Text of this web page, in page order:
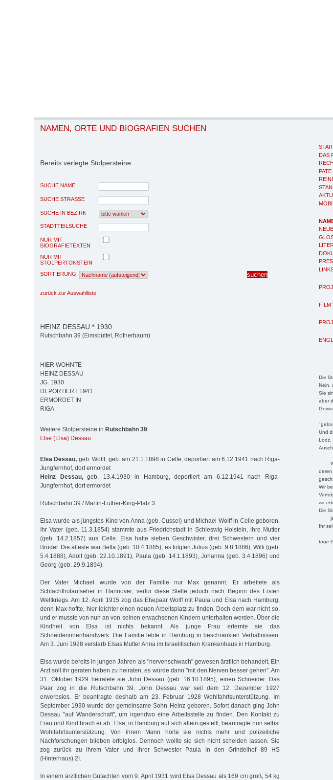
DAS
FILM
Die
Nein,
Sie
aber
Und
Łódź,
Wir
deren
Wir
wir
Die
Ihr
Inge
NAMEN, ORTE UND BIOGRAFIEN SUCHEN
Bereits verlegte Stolpersteine
SUCHE NAME
SUCHE STRASSE
SUCHE IN BEZIRK
STADTTEILSUCHE
NUR MIT
BIOGRAFIETEXTEN
NUR MIT
STOLPERTONSTEIN
SORTIERUNG
zurück zur Auswahlliste
HEINZ DESSAU * 1930
Rutschbahn 39 (Eimsbüttel, Rotherbaum)
HIER WOHNTE
HEINZ DESSAU
JG. 1930
DEPORTIERT 1941
ERMORDET IN
RIGA
Weitere Stolpersteine in Rutschbahn 39:
Else (Elsa) Dessau
Elsa Dessau, geb. Wolff, geb. am 21.1.1898 in Celle, deportiert am 6.12.1941 nach Riga-
Jungfernhof, dort ermordet
Heinz Dessau,geb. 13.4.1930 in Hamburg, deportiert am 6.12.1941 nach Riga-
Jungfernhof, dort ermordet
Rutschbahn 39 / Martin-Luther-King-Platz 3
Elsa wurde als jüngstes Kind von Anna (geb. Cussel) und Michael Wolff in Celle geboren.
Ihr Vater (geb. 11.3.1854) stammte aus Friedrichstadt in Schleswig Holstein, ihre Mutter
(geb. 14.2.1857) aus Celle. Elsa hatte sieben Geschwister, drei Schwestern und vier
Brüder. Die älteste war Bella (geb. 10.4.1885), es folgten Julius (geb. 9.8.1886), Willi (geb.
5.4.1888), Adolf (geb. 22.10.1891), Paula (geb. 14.1.1893), Johanna (geb. 3.4.1896) und
Georg (geb. 29.9.1894).
Der Vater Michael wurde von der Familie nur Max genannt. Er arbeitete als
Schlachthofaufseher in Hannover, verlor diese Stelle jedoch nach Beginn des Ersten
Weltkriegs. Am 12. April 1915 zog das Ehepaar Wolff mit Paula und Elsa nach Hamburg,
denn Max hoffte, hier leichter einen neuen Arbeitsplatz zu finden. Doch dem war nicht so,
und er musste von nun an von seinen erwachsenen Kindern unterhalten werden. Über die
Kindheit von Elsa ist nichts bekannt. Als junge Frau erlernte sie das
Schneiderinnenhandwerk. Die Familie lebte in Hamburg in beschränkten Verhältnissen.
Am 3. Juni 1928 verstarb Elsas Mutter Anna im Israelitischen Krankenhaus in Hamburg.
Elsa wurde bereits in jungen Jahren als "nervenschwach" gewesen ärztlich behandelt. Ein
Arzt soll ihr geraten haben zu heiraten, es würde dann "mit den Nerven besser gehen". Am
31. Oktober 1929 heiratete sie John Dessau (geb. 16.10.1895), einen Schneider. Das
Paar zog in die Rutschbahn 39. John Dessau war seit dem 12. Dezember 1927
erwerbslos. Er beantragte deshalb am 23. Februar 1928 Wohlfahrtsunterstützung. Im
September 1930 wurde der gemeinsame Sohn Heinz geboren. Sofort danach ging John
Dessau "auf Wanderschaft", um irgendwo eine Arbeitsstelle zu finden. Den Kontakt zu
Frau und Kind brach er ab. Elsa, in Hamburg auf sich allein gestellt, beantragte nun selbst
Wohlfahrtsunterstützung. Von ihrem Mann hörte sie nichts mehr und polizeiliche
Nachforschungen blieben erfolglos. Dennoch wollte sie sich nicht scheiden lassen. Sie
zog zurück zu ihrem Vater und ihrer Schwester Paula in den Grindelhof 89 HS
(Hinterhaus) 2I.
In einem ärztlichen Gutachten vom 9. April 1931 wird Elsa Dessau als 169 cm groß, 54 kg